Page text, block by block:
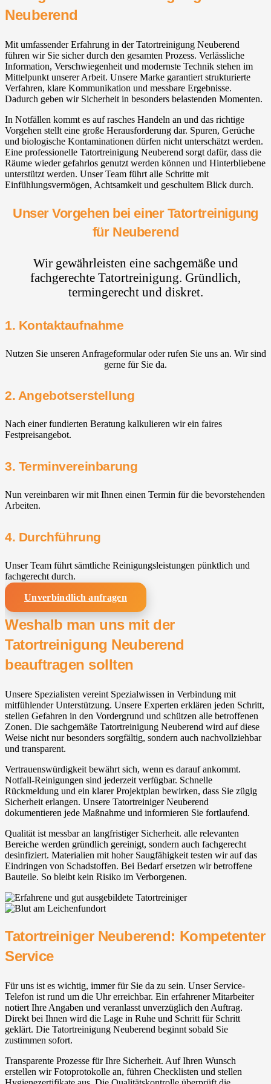
Neuberend
Mit umfassender Erfahrung in der Tatortreinigung Neuberend
führen wir Sie sicher durch den gesamten Prozess. Verlässliche
Information, Verschwiegenheit und modernste Technik stehen im
Mittelpunkt unserer Arbeit. Unsere Marke garantiert strukturierte
Verfahren, klare Kommunikation und messbare Ergebnisse.
Dadurch geben wir Sicherheit in besonders belastenden Momenten.
In Notfällen kommt es auf rasches Handeln an und das richtige
Vorgehen stellt eine große Herausforderung dar. Spuren, Gerüche
und biologische Kontaminationen dürfen nicht unterschätzt werden.
Eine professionelle Tatortreinigung Neuberend sorgt dafür, dass die
Räume wieder gefahrlos genutzt werden können und Hinterbliebene
unterstützt werden. Unser Team führt alle Schritte mit
Einfühlungsvermögen, Achtsamkeit und geschultem Blick durch.
Unser Vorgehen bei einer Tatortreinigung
für Neuberend
Wir gewährleisten eine sachgemäße und
fachgerechte Tatortreinigung. Gründlich,
termingerecht und diskret.
1. Kontaktaufnahme
Nutzen Sie unseren Anfrageformular oder rufen Sie uns an. Wir sind
gerne für Sie da.
2. Angebotserstellung
Nach einer fundierten Beratung kalkulieren wir ein faires
Festpreisangebot.
3. Terminvereinbarung
Nun vereinbaren wir mit Ihnen einen Termin für die bevorstehenden
Arbeiten.
4. Durchführung
Unser Team führt sämtliche Reinigungsleistungen pünktlich und
fachgerecht durch.
Unverbindlich anfragen
Weshalb man uns mit der
Tatortreinigung Neuberend
beauftragen sollten
Unsere Spezialisten vereint Spezialwissen in Verbindung mit
mitfühlender Unterstützung. Unsere Experten erklären jeden Schritt,
stellen Gefahren in den Vordergrund und schützen alle betroffenen
Zonen. Die sachgemäße Tatortreinigung Neuberend wird auf diese
Weise nicht nur besonders sorgfältig, sondern auch nachvollziehbar
und transparent.
Vertrauenswürdigkeit bewährt sich, wenn es darauf ankommt.
Notfall-Reinigungen sind jederzeit verfügbar. Schnelle
Rückmeldung und ein klarer Projektplan bewirken, dass Sie zügig
Sicherheit erlangen. Unsere Tatortreiniger Neuberend
dokumentieren jede Maßnahme und informieren Sie fortlaufend.
Qualität ist messbar an langfristiger Sicherheit. alle relevanten
Bereiche werden gründlich gereinigt, sondern auch fachgerecht
desinfiziert. Materialien mit hoher Saugfähigkeit testen wir auf das
Eindringen von Schadstoffen. Bei Bedarf ersetzen wir betroffene
Bauteile. So bleibt kein Risiko im Verborgenen.
Tatortreiniger Neuberend: Kompetenter
Service
Für uns ist es wichtig, immer für Sie da zu sein. Unser Service-
Telefon ist rund um die Uhr erreichbar. Ein erfahrener Mitarbeiter
notiert Ihre Angaben und veranlasst unverzüglich den Auftrag.
Direkt bei Ihnen wird die Lage in Ruhe und Schritt für Schritt
geklärt. Die Tatortreinigung Neuberend beginnt sobald Sie
zustimmen sofort.
Transparente Prozesse für Ihre Sicherheit. Auf Ihren Wunsch
erstellen wir Fotoprotokolle an, führen Checklisten und stellen